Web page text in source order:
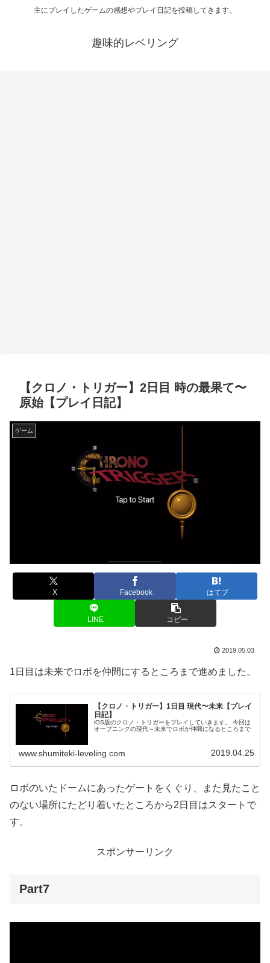
主にプレイしたゲームの感想やプレイ日記を投稿してきます。
趣味的レベリング
【クロノ・トリガー】2日目 時の最果て〜
原始【プレイ日記】
ゲーム
X Facebook はてブ
LINE コピー
2019.05.03
1日目は未来でロボを仲間にするところまで進めました。
【クロノ・トリガー】1日目 現代〜未来【プレイ
日記】
iOS版のクロノ・トリガーをプレイしていきます。 今回は
オープニングの現代～未来でロボが仲間になるところまで
www.shumiteki-leveling.com 2019.04.25
ロボのいたドームにあったゲートをくぐり、また見たこと
のない場所にたどり着いたところから2日目はスタートで
す。
スポンサーリンク
Part7